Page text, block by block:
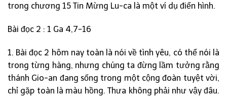
trong chương 15 Tin Mừng Lu-ca là một ví dụ điển hình.
Bài đọc 2 : 1 Ga 4,7-16
1. Bài đọc 2 hôm nay toàn là nói về tình yêu, có thể nói là
trong từng hàng, nhưng chúng ta đừng lầm tưởng rằng
thánh Gio-an đang sống trong một cộng đoàn tuyệt vời,
chỉ gặp toàn là màu hồng. Thưa không phải như vậy đâu.